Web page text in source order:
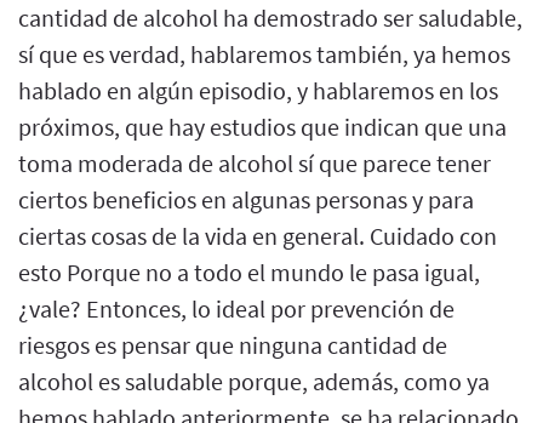
cantidad de alcohol ha demostrado ser saludable,
sí que es verdad, hablaremos también, ya hemos
hablado en algún episodio, y hablaremos en los
próximos, que hay estudios que indican que una
toma moderada de alcohol sí que parece tener
ciertos beneficios en algunas personas y para
ciertas cosas de la vida en general. Cuidado con
esto Porque no a todo el mundo le pasa igual,
¿vale? Entonces, lo ideal por prevención de
riesgos es pensar que ninguna cantidad de
alcohol es saludable porque, además, como ya